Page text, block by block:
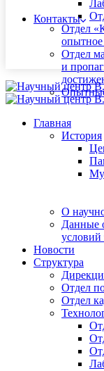
Отдел
опытное
Отдел
и
Контакты
Главная
История
О
Данные
условий
Новости
Структура
Отдел
Отдел